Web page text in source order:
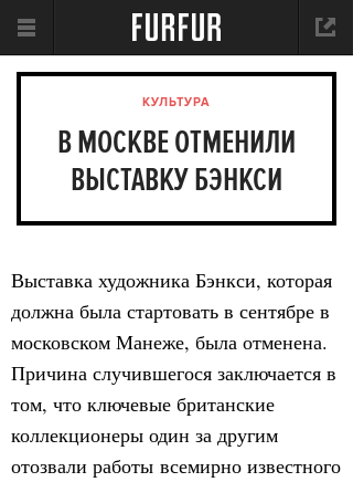
КУЛЬТУРА
В МОСКВЕ ОТМЕНИЛИ
ВЫСТАВКУ БЭНКСИ
Выставка художника Бэнкси, которая
должна была стартовать в сентябре в
московском Манеже, была отменена.
Причина случившегося заключается в
том, что ключевые британские
коллекционеры один за другим
отозвали работы всемирно известного